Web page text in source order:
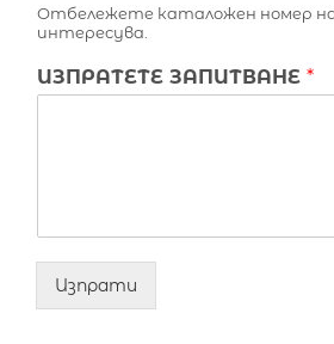
Отбележете каталожен номер
интересува.
ИЗПРАТЕТЕ ЗАПИТВАНЕ *
Изпрати